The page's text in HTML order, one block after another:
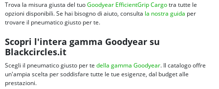
Trova la misura giusta del tuoGoodyear EfficientGrip Cargotra tutte le
opzioni disponibili. Se hai bisogno di aiuto, consulta la nostra guida per
trovare il pneumatico giusto per te.
Scopri l'intera gamma Goodyear su
Blackcircles.it
Scegli il pneumatico giusto per te della gamma Goodyear. Il catalogo offre
un'ampia scelta per soddisfare tutte le tue esigenze, dal budget alle
prestazioni.